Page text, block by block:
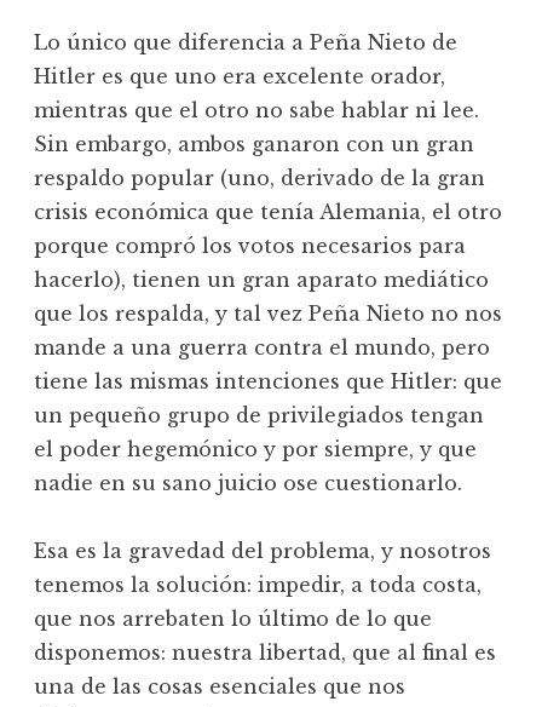
Lo único que diferencia a Peña Nieto de
Hitler es que uno era excelente orador,
mientras que el otro no sabe hablar ni lee.
Sin embargo, ambos ganaron con un gran
respaldo popular (uno, derivado de la gran
crisis económica que tenía Alemania, el otro
porque compró los votos necesarios para
hacerlo), tienen un gran aparato mediático
que los respalda, y tal vez Peña Nieto no nos
mande a una guerra contra el mundo, pero
tiene las mismas intenciones que Hitler: que
un pequeño grupo de privilegiados tengan
el poder hegemónico y por siempre, y que
nadie en su sano juicio ose cuestionarlo.
Esa es la gravedad del problema, y nosotros
tenemos la solución: impedir, a toda costa,
que nos arrebaten lo último de lo que
disponemos: nuestra libertad, que al final es
una de las cosas esenciales que nos